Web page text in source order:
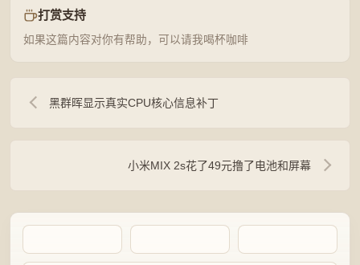
打赏支持
如果这篇内容对你有帮助，可以请我喝杯咖啡
黑群晖显示真实CPU核心信息补丁
小米MIX 2s花了49元撸了电池和屏幕